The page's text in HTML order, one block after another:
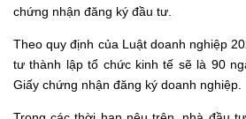
chứng nhận đăng ký đầu tư.
Theo quy định của Luật doanh nghiệp
tư thành lập tổ chức kinh tế sẽ là 90
Giấy chứng nhận đăng ký doanh nghiệp.